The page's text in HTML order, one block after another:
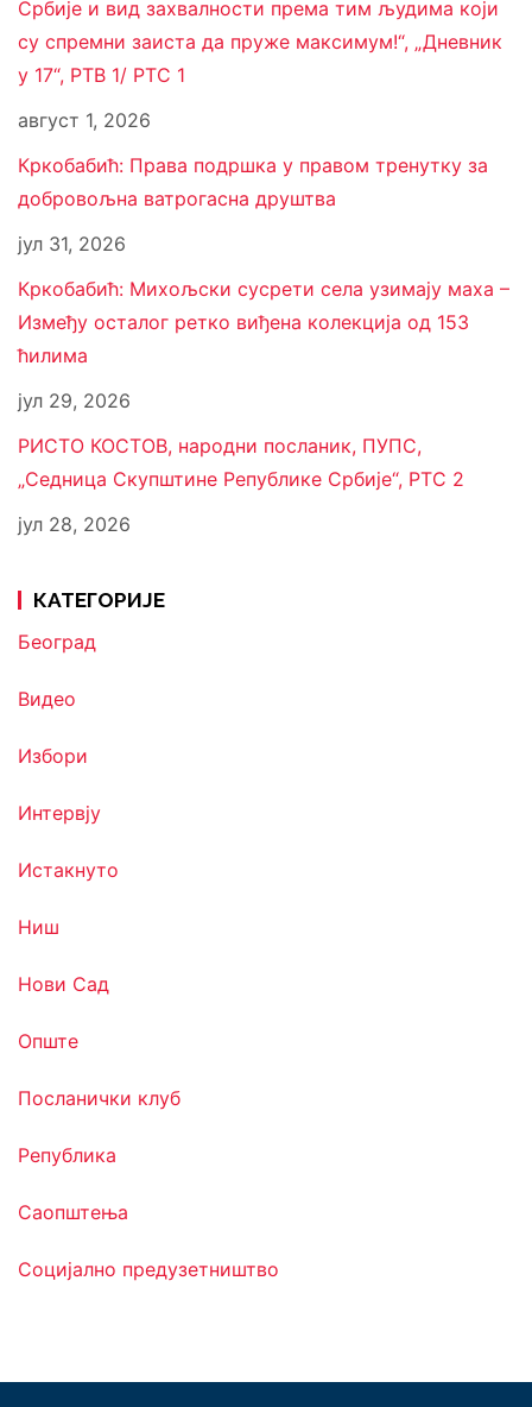
Србије и вид захвалности према тим људима који
су спремни заиста да пруже максимум!“, „Дневник
у 17“, РТВ 1/ РТС 1
август 1, 2026
Кркобабић: Права подршка у правом тренутку за
добровољна ватрогасна друштва
јул 31, 2026
Кркобабић: Михољски сусрети села узимају маха –
Између осталог ретко виђена колекција од 153
ћилима
јул 29, 2026
РИСТО КОСТОВ, народни посланик, ПУПС,
„Седница Скупштине Републике Србије“, РТС 2
јул 28, 2026
КАТЕГОРИЈЕ
Београд
Видео
Избори
Интервју
Истакнуто
Ниш
Нови Сад
Опште
Посланички клуб
Република
Саопштења
Социјално предузетништво